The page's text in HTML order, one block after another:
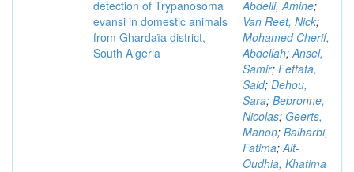
detection of Trypanosoma
evansi in domestic animals
from Ghardaïa district,
South Algeria
Abdelli, Amine;
Van Reet, Nick;
Mohamed Cherif,
Abdellah;Ansel,
Samir; Fettata,
Said; Dehou,
Sara; Bebronne,
Nicolas; Geerts,
Manon; Balharbi,
Fatima;Ait-
Oudhia, Khatima